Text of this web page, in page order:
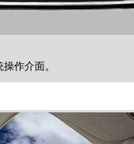
作介面。